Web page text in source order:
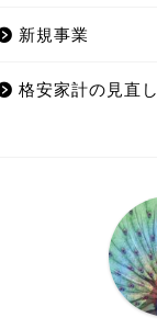
新規事業
格安家計の見直し